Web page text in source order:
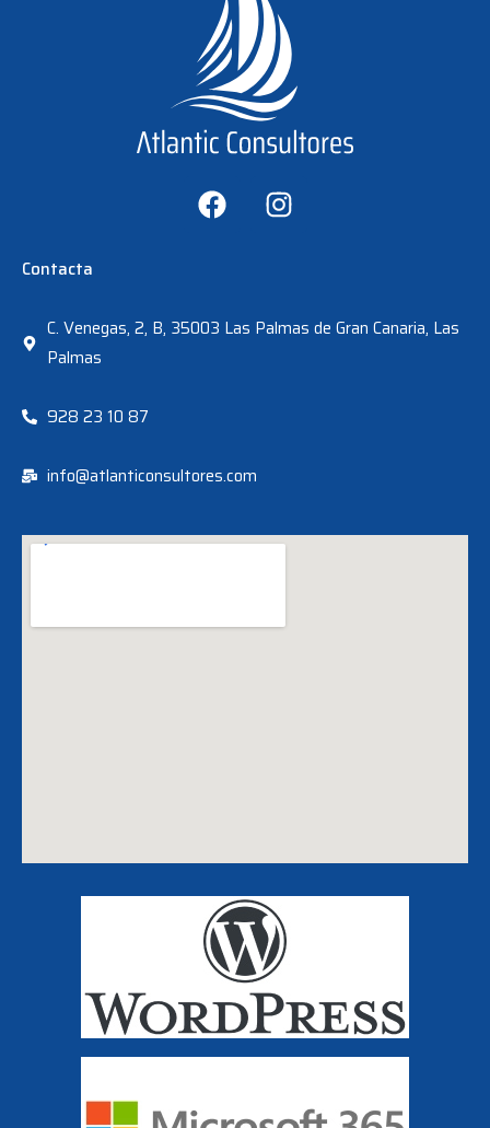
F
a
o
I
n
g
Contacta
C. Venegas, 2, B, 35003 Las Palmas de Gran Canaria, Las
Palmas
928 23 10 87
info@atlanticonsultores.com